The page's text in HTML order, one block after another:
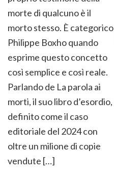
morte di qualcuno è il
morto stesso. È categorico
Philippe Boxho quando
esprime questo concetto
così semplice e così reale.
Parlando de La parola ai
morti, il suo libro d’esordio,
definito come il caso
editoriale del 2024 con
oltre un milione di copie
vendute […]